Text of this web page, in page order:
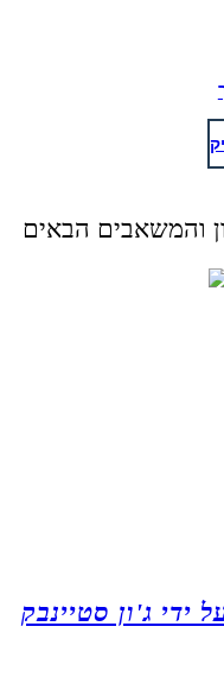
ידי ג'ון סטיינבק